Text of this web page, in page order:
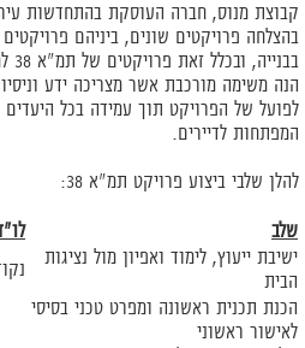
קבוצת מנוס, חברה העוסקת בהתחדשות
הנה משימה מורכבת אשר מצריכה ידע
לפועל של הפרויקט תוך עמידה בכל
המפתחות לדיירים.
להלן שלבי ביצוע פרויקט תמ"א 38:
שלב
ישיבת ייעוץ, לימוד ואפיון מול נציגות
הבית
הכנת תכנית ראשונה ומפרט טכני בסיסי
לאישור ראשוני